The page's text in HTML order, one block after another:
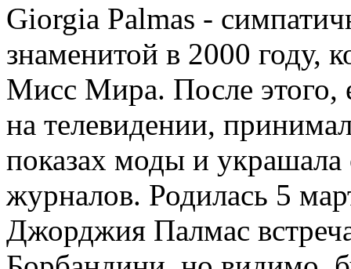
Giorgia Palmas -
знаменитой в 2000 году,
Мисс Мира. После этого,
на телевидении,
показах моды и
журналов. Родилась 5
Джорджия Палмас